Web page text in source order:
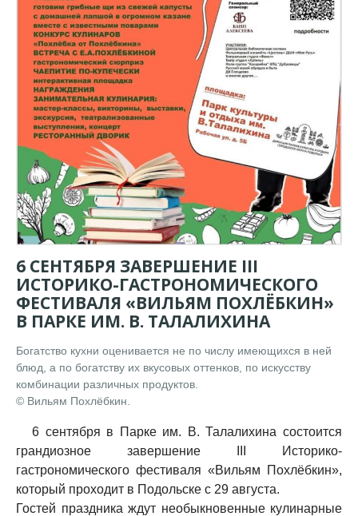
6 СЕНТЯБРЯ ЗАВЕРШЕНИЕ III
ИСТОРИКО-ГАСТРОНОМИЧЕСКОГО
ФЕСТИВАЛЯ «ВИЛЬЯМ ПОХЛЁБКИН»
В ПАРКЕ ИМ. В. ТАЛАЛИХИНА
Богатство кухни оценивается не по числу имеющихся в ней
блюд, а по богатству их вкусовых оттенков, по искусству
комбинации различных продуктов.
©️ Вильям Похлёбкин.
6 сентября в Парке им. В. Талалихина состоится
грандиозное завершение III Историко-
гастрономического фестиваля «Вильям Похлёбкин»,
который проходит в Подольске с 29 августа.
Гостей праздника ждут необыкновенные кулинарные